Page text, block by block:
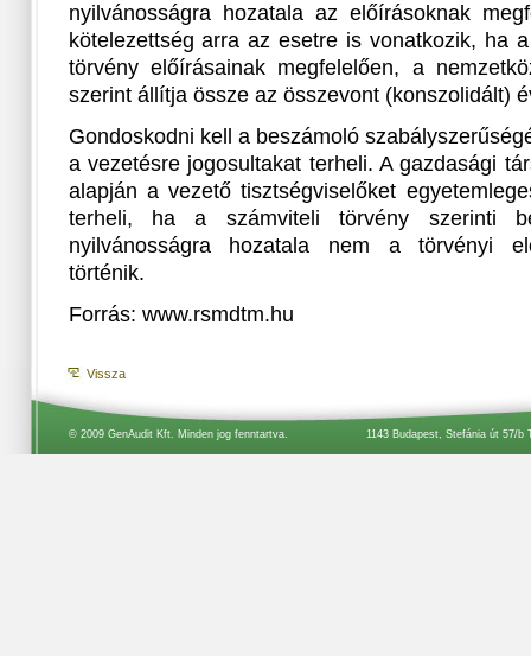
nyilvánosságra hozatala az előírásoknak
kötelezettség arra az esetre is vonatkozik, ha
törvény előírásainak megfelelően, a
szerint állítja össze az összevont (konszolidált)
Gondoskodni kell a beszámoló
a vezetésre jogosultakat terheli. A gazdasági
alapján a vezető tisztségviselőket
terheli, ha a számviteli törvény szerinti
nyilvánosságra hozatala nem a törvényi
történik.
Forrás: www.rsmdtm.hu
Vissza
1143 Budapest, Stefánia út 57/b
© 2009 GenAudit Kft. Minden jog fenntartva.